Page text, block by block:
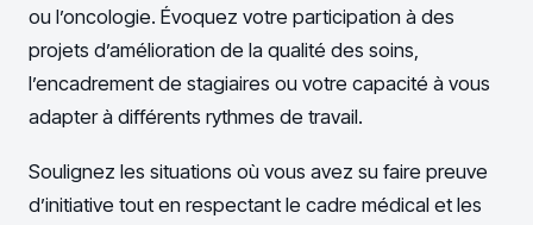
ou l’oncologie. Évoquez votre participation à des
projets d’amélioration de la qualité des soins,
l’encadrement de stagiaires ou votre capacité à vous
adapter à différents rythmes de travail.
Soulignez les situations où vous avez su faire preuve
d’initiative tout en respectant le cadre médical et les